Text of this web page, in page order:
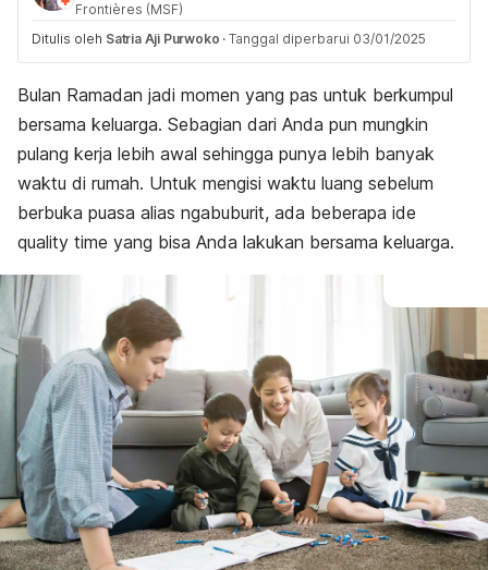
Frontières (MSF)
Ditulis oleh Satria Aji Purwoko · Tanggal diperbarui 03/01/2025
Bulan Ramadan jadi momen yang pas untuk berkumpul
bersama keluarga. Sebagian dari Anda pun mungkin
pulang kerja lebih awal sehingga punya lebih banyak
waktu di rumah. Untuk mengisi waktu luang sebelum
berbuka puasa alias ngabuburit, ada beberapa ide
quality time yang bisa Anda lakukan bersama keluarga.